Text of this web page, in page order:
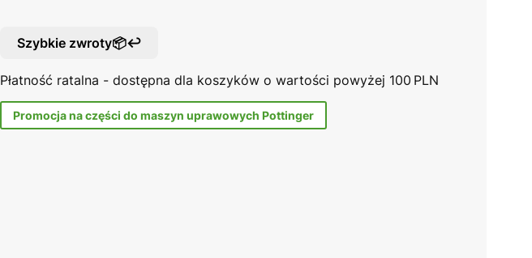
Szybkie zwroty📦↩️
Płatność ratalna - dostępna dla koszyków o wartości powyżej 100 PLN
Promocja na części do maszyn uprawowych Pottinger